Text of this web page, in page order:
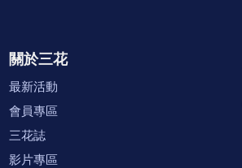
關於三花
最新活動
會員專區
三花誌
影片專區